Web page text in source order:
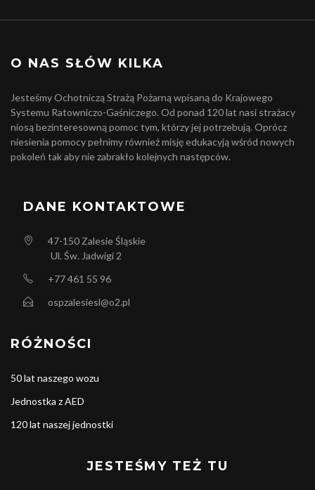
O NAS SŁÓW KILKA
Jesteśmy Ochotniczą Strażą Pożarną wpisaną do Krajowego
Systemu Ratowniczo-Gaśniczego. Od ponad 120 lat nasi strażacy
niosą bezinteresowną pomoc tym, którzy jej potrzebują. Oprócz
niesienia pomocy pełnimy również misję edukacyją wśród nowych
pokoleń tak aby nie zabrakło kolejnych następców.
DANE KONTAKTOWE
47-150 Zalesie Śląskie
Ul. Św. Jadwigi 2
+77 461 55 96
ospzalesiesl@o2.pl
RÓŻNOŚCI
50 lat naszego wozu
Jednostka z AED
120 lat naszej jednostki
JESTEŚMY TEŻ TU